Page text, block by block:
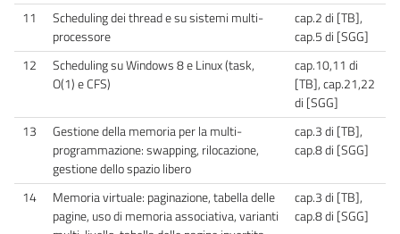
11
Scheduling dei thread e su sistemi multi-
processore
cap.2 di [TB],
cap.5 di [SGG]
12
Scheduling su Windows 8 e Linux (task,
O(1) e CFS)
cap.10,11 di
[TB], cap.21,22
di [SGG]
13
Gestione della memoria per la multi-
programmazione: swapping, rilocazione,
gestione dello spazio libero
cap.3 di [TB],
cap.8 di [SGG]
14
Memoria virtuale: paginazione, tabella delle
pagine, uso di memoria associativa, varianti
cap.3 di [TB],
cap.8 di [SGG]